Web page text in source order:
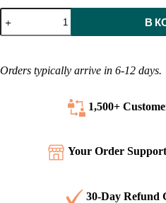
Количество
товара
Библия
(современная)
В
Orders typically arrive in 6-12 days.
1,500+
Your Order
30-Day Refund